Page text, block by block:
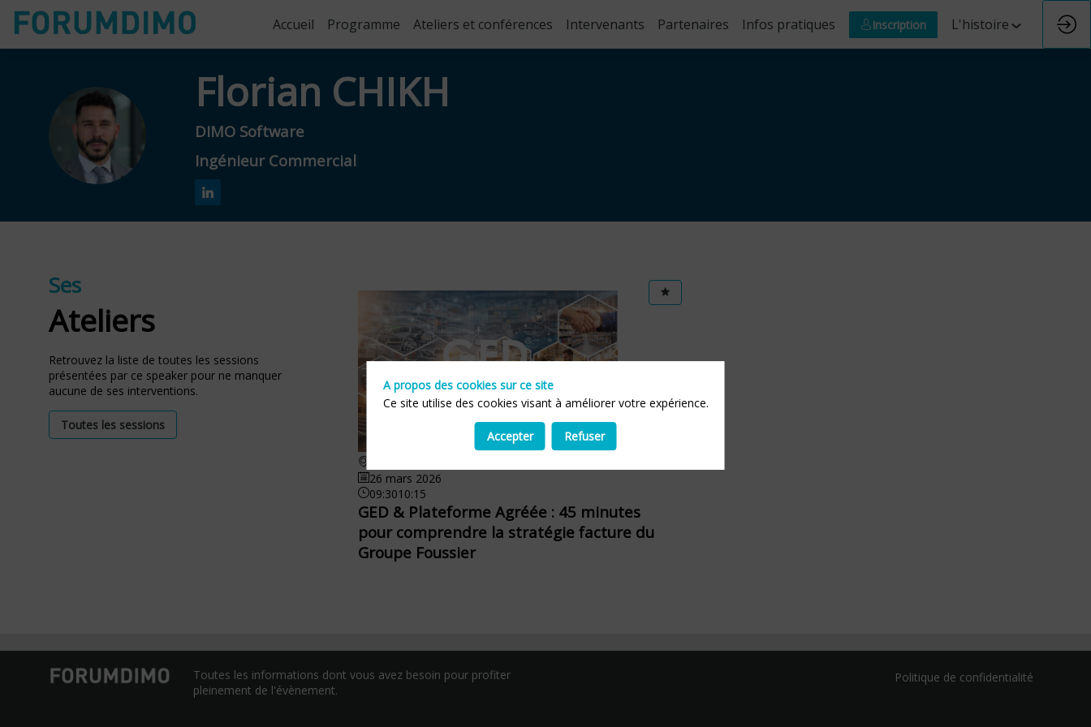
Accueil Programme Ateliers et conférences Intervenants Partenaires Infos pratiques Inscription L'histoire
FC
Florian CHIKH
DIMO Software
Ingénieur Commercial
Ses
Ateliers
Retrouvez la liste de toutes les sessions
présentées par ce speaker pour ne manquer
aucune de ses interventions.
Toutes les sessions
26 mars 2026
09:3010:15
GED & Plateforme Agréée : 45 minutes
pour comprendre la stratégie facture du
Groupe Foussier
Toutes les informations dont vous avez besoin pour profiter
pleinement de l'évènement.
Politique de confidentialité
A propos des cookies sur ce site
Ce site utilise des cookies visant à améliorer votre expérience.
Accepter Refuser